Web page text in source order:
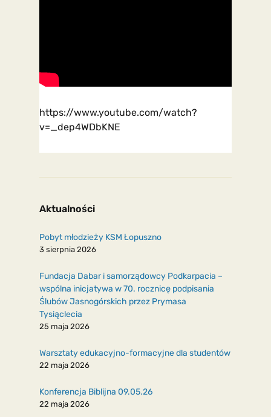
https://www.youtube.com/watch?
v=_dep4WDbKNE
Aktualności
Pobyt młodzieży KSM Łopuszno
3 sierpnia 2026
Fundacja Dabar i samorządowcy Podkarpacia –
wspólna inicjatywa w 70. rocznicę podpisania
Ślubów Jasnogórskich przez Prymasa
Tysiąclecia
25 maja 2026
Warsztaty edukacyjno-formacyjne dla studentów
22 maja 2026
Konferencja Biblijna 09.05.26
22 maja 2026